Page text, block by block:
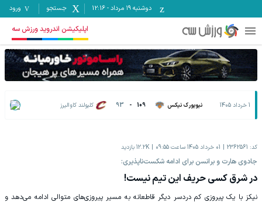
دوشنبه ۱۹ مرداد -
12:16 جستجو ورود
اپلیکیشن اندروید ورزش سه
1 خرداد 1405 نیویورک نیکس 109
-
93 کلیولند کاوالیرز
کد: 2362561 01 خرداد 1405 ساعت 09:55 12.2K بازدید
‌‏جادوی هارت و برانسن برای ادامه شکست‌ناپذیری:
در شرق کسی حریف این تیم نیست!
نیکز با یک پیروزی کم‌ دردسر دیگر قاطعانه به مسیر پیروزی‌های متوالی ادامه می‌دهد و